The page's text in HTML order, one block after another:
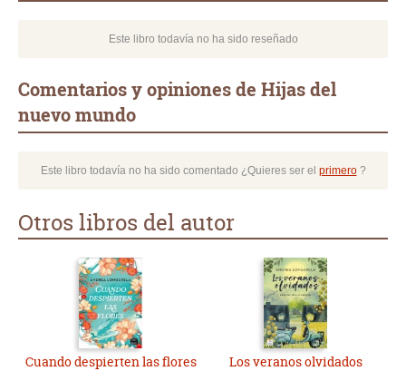
Este libro todavía no ha sido reseñado
Comentarios y opiniones de Hijas del
nuevo mundo
Este libro todavía no ha sido comentado ¿Quieres ser el primero?
Otros libros del autor
Cuando despierten las flores Los veranos olvidados